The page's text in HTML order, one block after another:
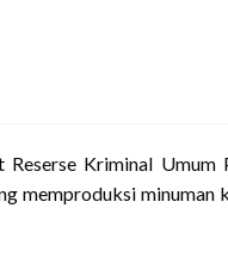
Reserse Kriminal Umum
memproduksi minuman